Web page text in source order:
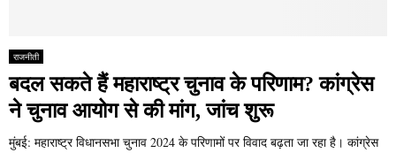
राजनीती
बदल सकते हैं महाराष्ट्र चुनाव के परिणाम? कांग्रेस
ने चुनाव आयोग से की मांग, जांच शुरू
मुंबई: महाराष्ट्र विधानसभा चुनाव 2024 के परिणामों पर विवाद बढ़ता जा रहा है। कांग्रेस